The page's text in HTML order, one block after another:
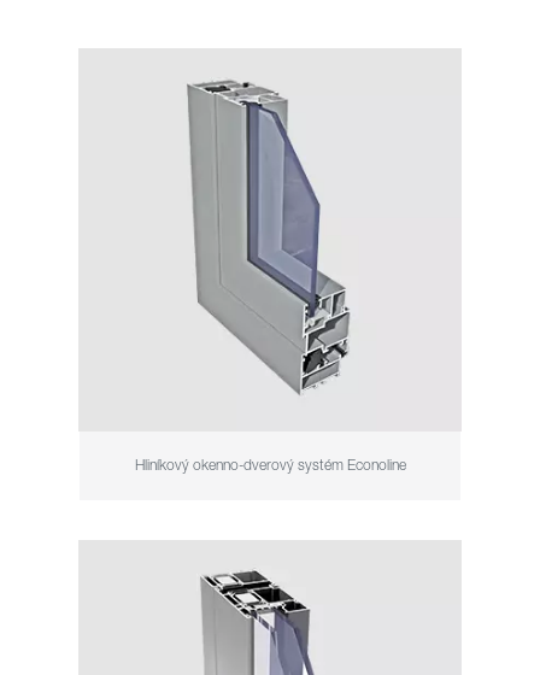
Hliníkový okenno-dverový systém Econoline